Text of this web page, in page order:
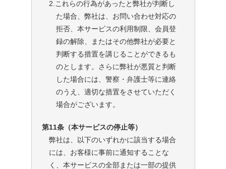
2.これらの行為があったと弊社が判断し
た場合、弊社は、お問い合わせ対応の
拒否、本サービスの利用制限、会員登
録の解除、またはその他弊社が必要と
判断する措置を講じることができるも
のとします。さらに弊社が悪質と判断
した場合には、警察・弁護士等に連絡
のうえ、適切な措置をさせていただく
場合がございます。
第11条（本サービスの停止等）
弊社は、以下のいずれかに該当する場合
には、お客様に事前に通知することな
く、本サービスの全部または一部の提供